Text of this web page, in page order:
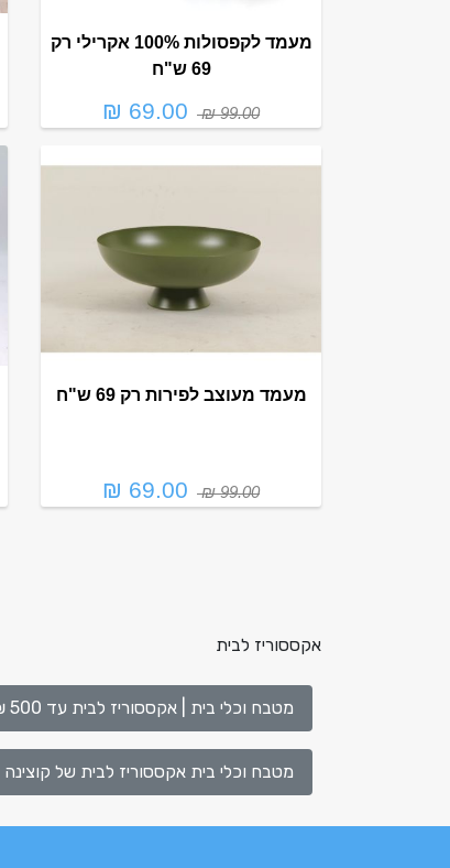
מעמד לקפסולות 100% אקרילי רק
69 ש"ח
99.00 ₪
69.00 ₪
מעמד מעוצב לפירות רק 69 ש"ח
99.00 ₪
69.00 ₪
אקססוריז לבית
מטבח וכלי בית | אקססוריז לבית עד 500 ₪
מטבח וכלי בית אקססוריז לבית של קוצינה